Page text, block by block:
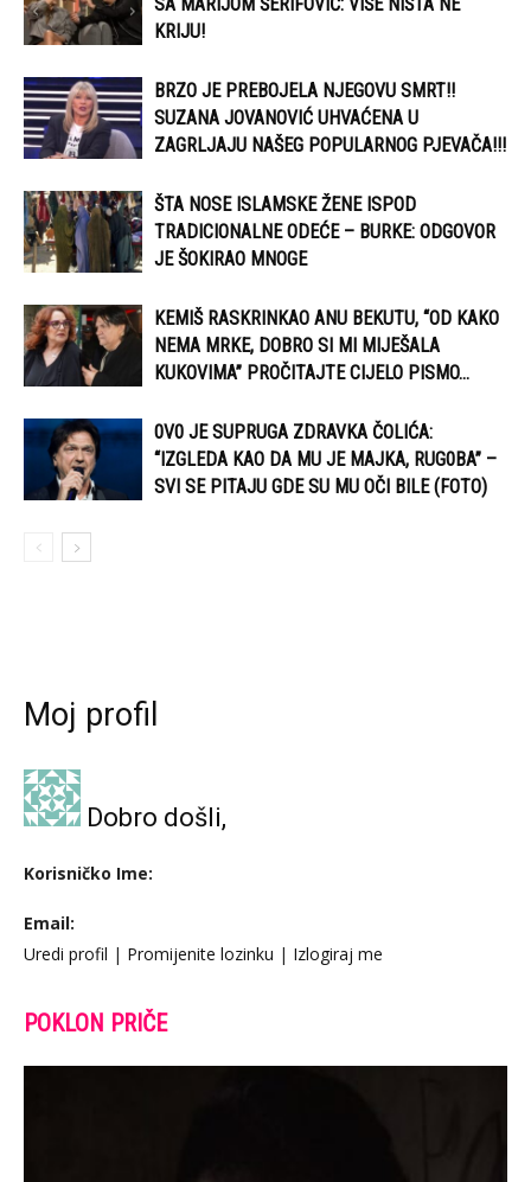
KRIJU!
BRZO JE PREBOJELA NJEGOVU SMRT!!
SUZANA JOVANOVIĆ UHVAĆENA U
ZAGRLJAJU NAŠEG POPULARNOG PJEVAČA!!!
ŠTA NOSE ISLAMSKE ŽENE ISPOD
TRADICIONALNE ODEĆE – BURKE: ODGOVOR
JE ŠOKIRAO MNOGE
KEMIŠ RASKRINKAO ANU BEKUTU, “OD KAKO
NEMA MRKE, DOBRO SI MI MIJEŠALA
KUKOVIMA” PROČITAJTE CIJELO PISMO…
0V0 JE SUPRUGA ZDRAVKA ČOLIĆA:
“IZGLEDA KAO DA MU JE MAJKA, RUG0BA” –
SVI SE PITAJU GDE SU MU OČI BILE (FOTO)
Moj profil
Dobro došli,
Korisničko Ime:
Email:
Uredi profil | Promijenite lozinku | Izlogiraj me
POKLON PRIČE